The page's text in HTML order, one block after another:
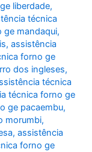
liberdade,
técnica
ge mandaqui,
,assistência
forno ge
dos ingleses,
técnica
técnica forno ge
ge pacaembu,
morumbi,
,assistência
forno ge